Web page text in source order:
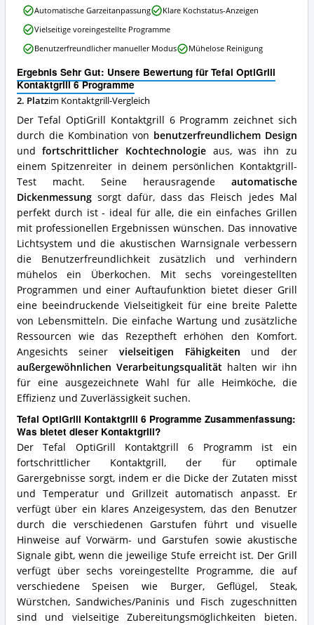
Ergebnis Sehr Gut: Unsere Bewertung für Tefal OptiGrill
Kontaktgrill 6 Programme
2. Platzim Kontaktgrill-Vergleich
Der Tefal OptiGrill Kontaktgrill 6 Programm zeichnet sich
durch die Kombination von benutzerfreundlichem Design
undfortschrittlicher Kochtechnologie aus, was ihn zu
einem Spitzenreiter in deinem persönlichen Kontaktgrill-
Test macht. Seine herausragende automatische
Dickenmessungsorgt dafür, dass das Fleisch jedes Mal
perfekt durch ist - ideal für alle, die ein einfaches Grillen
mit professionellen Ergebnissen wünschen. Das innovative
Lichtsystem und die akustischen Warnsignale verbessern
die Benutzerfreundlichkeit zusätzlich und verhindern
mühelos ein Überkochen. Mit sechs voreingestellten
Programmen und einer Auftaufunktion bietet dieser Grill
eine beeindruckende Vielseitigkeit für eine breite Palette
von Lebensmitteln. Die einfache Wartung und zusätzliche
Ressourcen wie das Rezeptheft erhöhen den Komfort.
Angesichts seiner vielseitigen Fähigkeiten und der
außergewöhnlichen Verarbeitungsqualitäthalten wir ihn
für eine ausgezeichnete Wahl für alle Heimköche, die
Effizienz und Zuverlässigkeit suchen.
Tefal OptiGrill Kontaktgrill 6 Programme Zusammenfassung:
Was bietet dieser Kontaktgrill?
Der Tefal OptiGrill Kontaktgrill 6 Programm ist ein
fortschrittlicher Kontaktgrill, der für optimale
Garergebnisse sorgt, indem er die Dicke der Zutaten misst
und Temperatur und Grillzeit automatisch anpasst. Er
verfügt über ein klares Anzeigesystem, das den Benutzer
durch die verschiedenen Garstufen führt und visuelle
Hinweise auf Vorwärm- und Garstufen sowie akustische
Signale gibt, wenn die jeweilige Stufe erreicht ist. Der Grill
verfügt über sechs voreingestellte Programme, die auf
verschiedene Speisen wie Burger, Geflügel, Steak,
Würstchen, Sandwiches/Paninis und Fisch zugeschnitten
sind und vielseitige Zubereitungsmöglichkeiten bieten.
Tefal
OptiGrill
Kontaktgrill
Programme
Vorteile:
Was
spricht
diesen
Kontaktgrill?
Automatische Garzeitanpassung
Klare Kochstatus-Anzeigen
Vielseitige voreingestellte Programme
Benutzerfreundlicher manueller Modus
Mühelose Reinigung